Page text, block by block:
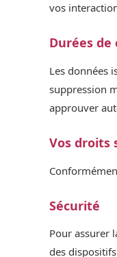
vos
Durées
Les données
suppression
approuver
Vos droits
Sécurité
Pour assurer
des